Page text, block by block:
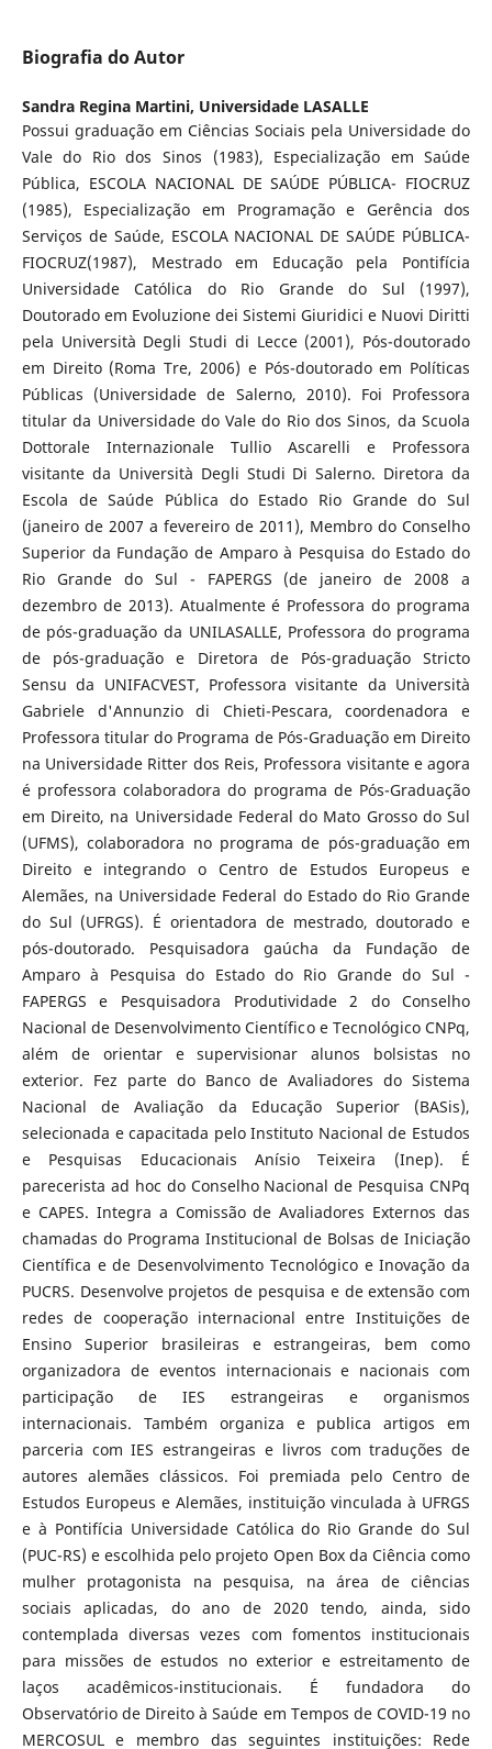
Biografia do Autor
Sandra Regina Martini, Universidade LASALLE
Possui graduação em Ciências Sociais pela Universidade do
Vale do Rio dos Sinos (1983), Especialização em Saúde
Pública, ESCOLA NACIONAL DE SAÚDE PÚBLICA- FIOCRUZ
(1985), Especialização em Programação e Gerência dos
Serviços de Saúde, ESCOLA NACIONAL DE SAÚDE PÚBLICA-
FIOCRUZ(1987), Mestrado em Educação pela Pontifícia
Universidade Católica do Rio Grande do Sul (1997),
Doutorado em Evoluzione dei Sistemi Giuridici e Nuovi Diritti
pela Università Degli Studi di Lecce (2001), Pós-doutorado
em Direito (Roma Tre, 2006) e Pós-doutorado em Políticas
Públicas (Universidade de Salerno, 2010). Foi Professora
titular da Universidade do Vale do Rio dos Sinos, da Scuola
Dottorale Internazionale Tullio Ascarelli e Professora
visitante da Università Degli Studi Di Salerno. Diretora da
Escola de Saúde Pública do Estado Rio Grande do Sul
(janeiro de 2007 a fevereiro de 2011), Membro do Conselho
Superior da Fundação de Amparo à Pesquisa do Estado do
Rio Grande do Sul - FAPERGS (de janeiro de 2008 a
dezembro de 2013). Atualmente é Professora do programa
de pós-graduação da UNILASALLE, Professora do programa
de pós-graduação e Diretora de Pós-graduação Stricto
Sensu da UNIFACVEST, Professora visitante da Università
Gabriele d'Annunzio di Chieti-Pescara, coordenadora e
Professora titular do Programa de Pós-Graduação em Direito
na Universidade Ritter dos Reis, Professora visitante e agora
é professora colaboradora do programa de Pós-Graduação
em Direito, na Universidade Federal do Mato Grosso do Sul
(UFMS), colaboradora no programa de pós-graduação em
Direito e integrando o Centro de Estudos Europeus e
Alemães, na Universidade Federal do Estado do Rio Grande
do Sul (UFRGS). É orientadora de mestrado, doutorado e
pós-doutorado. Pesquisadora gaúcha da Fundação de
Amparo à Pesquisa do Estado do Rio Grande do Sul -
FAPERGS e Pesquisadora Produtividade 2 do Conselho
Nacional de Desenvolvimento Científico e Tecnológico CNPq,
além de orientar e supervisionar alunos bolsistas no
exterior. Fez parte do Banco de Avaliadores do Sistema
Nacional de Avaliação da Educação Superior (BASis),
selecionada e capacitada pelo Instituto Nacional de Estudos
e Pesquisas Educacionais Anísio Teixeira (Inep). É
parecerista ad hoc do Conselho Nacional de Pesquisa CNPq
e CAPES. Integra a Comissão de Avaliadores Externos das
chamadas do Programa Institucional de Bolsas de Iniciação
Científica e de Desenvolvimento Tecnológico e Inovação da
PUCRS. Desenvolve projetos de pesquisa e de extensão com
redes de cooperação internacional entre Instituições de
Ensino Superior brasileiras e estrangeiras, bem como
organizadora de eventos internacionais e nacionais com
participação de IES estrangeiras e organismos
internacionais. Também organiza e publica artigos em
parceria com IES estrangeiras e livros com traduções de
autores alemães clássicos. Foi premiada pelo Centro de
Estudos Europeus e Alemães, instituição vinculada à UFRGS
e à Pontifícia Universidade Católica do Rio Grande do Sul
(PUC-RS) e escolhida pelo projeto Open Box da Ciência como
mulher protagonista na pesquisa, na área de ciências
sociais aplicadas, do ano de 2020 tendo, ainda, sido
contemplada diversas vezes com fomentos institucionais
para missões de estudos no exterior e estreitamento de
laços acadêmicos-institucionais. É fundadora do
Observatório de Direito à Saúde em Tempos de COVID-19 no
MERCOSUL e membro das seguintes instituições: Rede